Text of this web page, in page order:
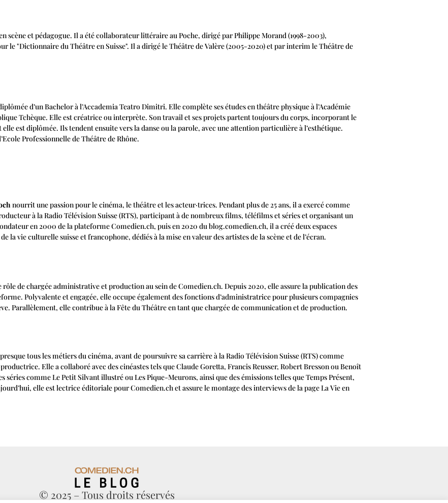
scène et pédagogue. Il a été collaborateur littéraire au Poche, dirigé par Philippe Morand (1998-2003),
le "Dictionnaire du Théâtre en Suisse". Il a dirigé le Théâtre de Valère (2005-2020) et par interim le Théâtre de
d’un Bachelor à l’Accademia Teatro Dimitri. Elle complète ses études en théâtre physique à l’Académie
Tchèque. Elle est créatrice ou interprète. Son travail et ses projets partent toujours du corps, incorporant le
est diplômée. Ils tendent ensuite vers la danse ou la parole, avec une attention particulière à l’esthétique.
Professionnelle de Théâtre de Rhône.
nourrit une passion pour le cinéma, le théâtre et les acteur·trices. Pendant plus de 25 ans, il a exercé comme
à la Radio Télévision Suisse (RTS), participant à de nombreux films, téléfilms et séries et organisant un
en 2000 de la plateforme Comedien.ch, puis en 2020 du blog.comedien.ch, il a créé deux espaces
la vie culturelle suisse et francophone, dédiés à la mise en valeur des artistes de la scène et de l’écran.
rôle de chargée administrative et production au sein de Comedien.ch. Depuis 2020, elle assure la publication des
Polyvalente et engagée, elle occupe également des fonctions d’administratrice pour plusieurs compagnies
Parallèlement, elle contribue à la Fête du Théâtre en tant que chargée de communication et de production.
tous les métiers du cinéma, avant de poursuivre sa carrière à la Radio Télévision Suisse (RTS) comme
Elle a collaboré avec des cinéastes tels que Claude Goretta, Francis Reusser, Robert Bresson ou Benoît
séries comme Le Petit Silvant illustré ou Les Pique-Meurons, ainsi que des émissions telles que Temps Présent,
elle est lectrice éditoriale pour Comedien.ch et assure le montage des interviews de la page La Vie en
© 2025 – Tous droits réservés